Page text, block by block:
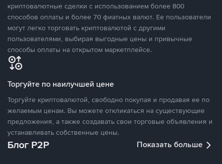
криптовалютные сделки с использованием более 800
способов оплаты и более 70 фиатных валют. Ее пользователи
могут легко торговать криптовалютой с другими
пользователями, выбирая выгодные цены и привычные
способы оплаты на открытом маркетплейсе.
Торгуйте по наилучшей цене
Торгуйте криптовалютой, свободно покупая и продавая ее по
желаемым ценам. Вы можете откликаться на существующие
предложения, а также создавать свои торговые объявления и
устанавливать собственные цены.
Блог P2P Показать больше